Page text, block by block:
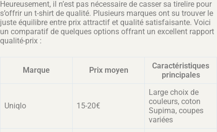
Heureusement, il n’est pas nécessaire de casser sa tirelire pour
s’offrir un t-shirt de qualité. Plusieurs marques ont su trouver le
juste équilibre entre prix attractif et qualité satisfaisante. Voici
un comparatif de quelques options offrant un excellent rapport
qualité-prix :
Marque Prix moyen
Caractéristiques
principales
Uniqlo 15-20€
Large choix de
couleurs, coton
Supima, coupes
variées